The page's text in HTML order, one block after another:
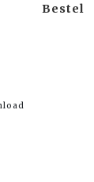
Bestel